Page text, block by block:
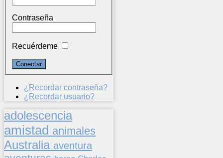
Contraseña
Recuérdeme
¿Recordar contraseña?
¿Recordar usuario?
adolescencia
amistad animales
Australia aventura